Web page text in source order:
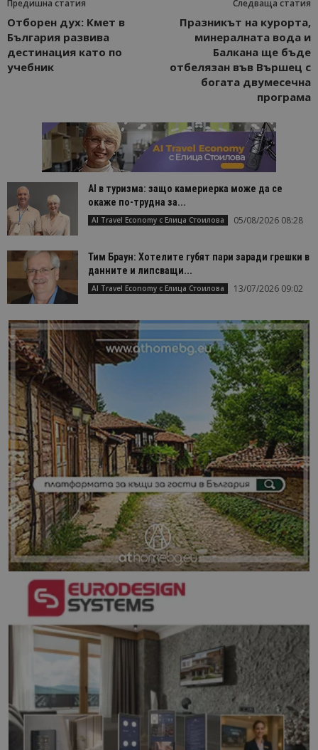
Предишна статия
Отборен дух: Кмет в
България развива
дестинация като по
учебник
Следваща статия
Празникът на курорта,
минералната вода и
Балкана ще бъде
отбелязан във Вършец с
богата двумесечна
програма
AI в туризма: защо камериерка може да се
окаже по-трудна за...
AI Travel Economy с Елица Стоилова 05/08/2026 08:28
Тим Браун: Хотелите губят пари заради грешки в
данните и липсващи...
AI Travel Economy с Елица Стоилова 13/07/2026 09:02